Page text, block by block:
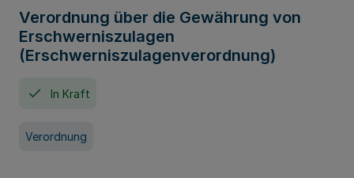
Verordnung über die Gewährung von
Erschwerniszulagen
(Erschwerniszulagenverordnung)
In Kraft
Verordnung